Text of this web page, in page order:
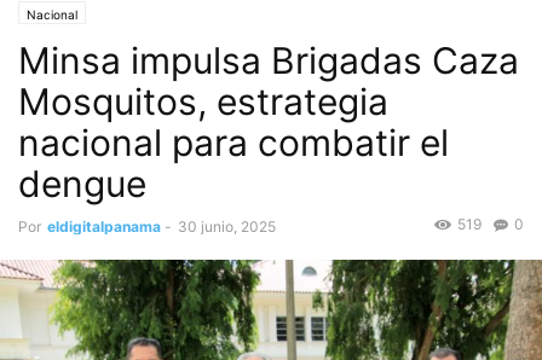
Nacional
Minsa impulsa Brigadas Caza
Mosquitos, estrategia
nacional para combatir el
dengue
Por eldigitalpanama - 30 junio, 2025 0
519